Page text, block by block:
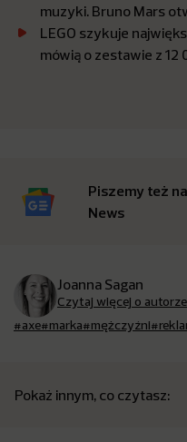
muzyki. Bruno Mars
LEGO szykuje
mówią o zestawie z 12
Piszemy też
News
Joanna Sagan
Czytaj więcej o autorze
#axe#marka#mężczyźni
Pokaż innym, co czytasz: